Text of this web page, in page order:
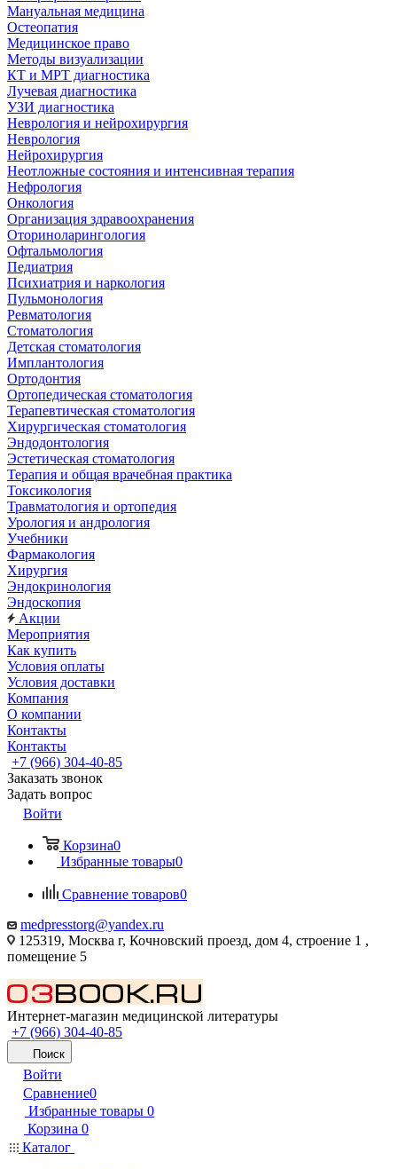
Мануальная медицина
Остеопатия
Медицинское право
Методы визуализации
КТ и МРТ диагностика
Лучевая диагностика
УЗИ диагностика
Неврология и нейрохирургия
Неврология
Нейрохирургия
Неотложные состояния и интенсивная терапия
Нефрология
Онкология
Организация здравоохранения
Оториноларингология
Офтальмология
Педиатрия
Психиатрия и наркология
Пульмонология
Ревматология
Стоматология
Детская стоматология
Имплантология
Ортодонтия
Ортопедическая стоматология
Терапевтическая стоматология
Хирургическая стоматология
Эндодонтология
Эстетическая стоматология
Терапия и общая врачебная практика
Токсикология
Травматология и ортопедия
Урология и андрология
Учебники
Фармакология
Хирургия
Эндокринология
Эндоскопия
Акции
Мероприятия
Как купить
Условия оплаты
Условия доставки
Компания
О компании
Контакты
Контакты
+7 (966) 304-40-85
Заказать звонок
Задать вопрос
Войти
Корзина0
Избранные товары0
Сравнение товаров0
medpresstorg@yandex.ru
125319, Москва г, Кочновский проезд, дом 4, строение 1 ,
помещение 5
Интернет-магазин медицинской литературы
+7 (966) 304-40-85
Поиск
Войти
Сравнение0
Избранные товары 0
Корзина 0
Каталог